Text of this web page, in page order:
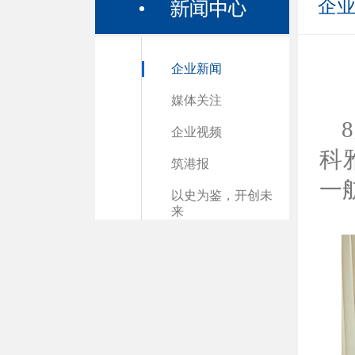
企业新闻
媒体关注
企业视频
筑港报
以史为鉴，开创未
来
企
科
一